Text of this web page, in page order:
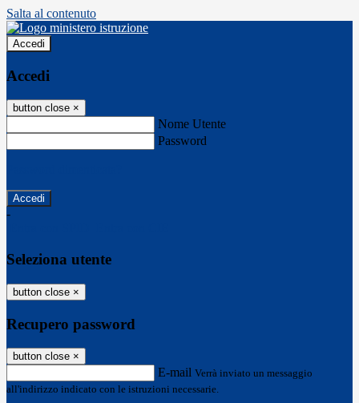
Salta al contenuto
Accedi
Accedi
button close ×
Nome Utente
Password
-
Seleziona utente
button close ×
Recupero password
button close ×
E-mail Verrà inviato un messaggio
all'indirizzo indicato con le istruzioni necessarie.